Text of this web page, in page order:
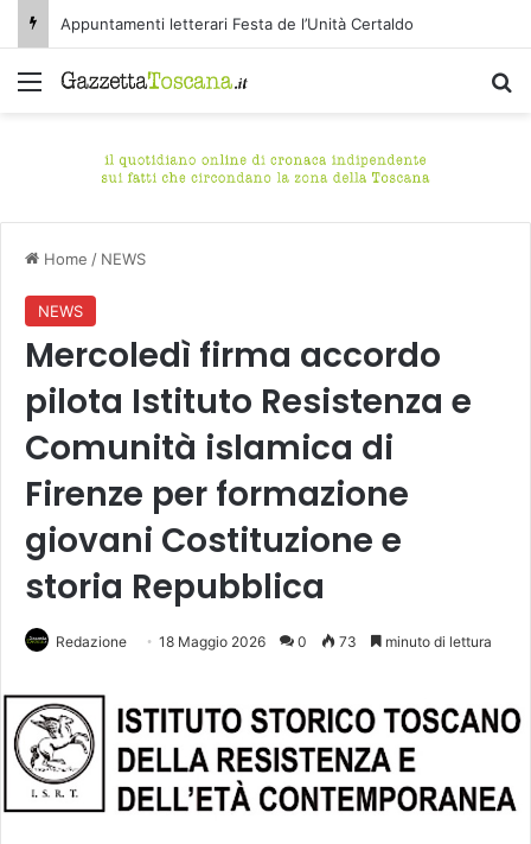
Appuntamenti letterari Festa de l’Unità Certaldo
Menu
Home / NEWS
NEWS
Mercoledì firma accordo
pilota Istituto Resistenza e
Comunità islamica di
Firenze per formazione
giovani Costituzione e
storia Repubblica
Redazione 18 Maggio 2026 0 73 minuto di lettura